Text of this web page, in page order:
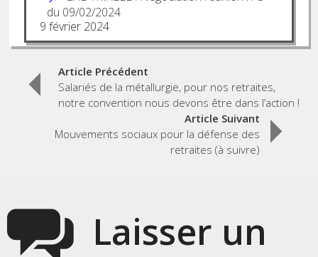
du 09/02/2024
9 février 2024
Post
navigation
Article Précédent
Salariés de la métallurgie, pour nos retraites,
notre convention nous devons être dans l’action !
Article Suivant
Mouvements sociaux pour la défense des
retraites (à suivre)
Laisser un